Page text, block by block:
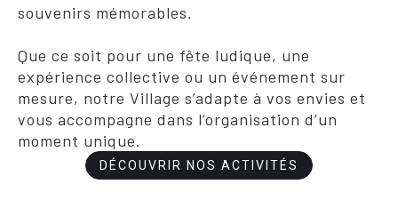
souvenirs mémorables.
Que ce soit pour une fête ludique, une
expérience collective ou un événement sur
mesure, notre Village s’adapte à vos envies et
vous accompagne dans l’organisation d’un
moment unique.
DÉCOUVRIR NOS ACTIVITÉS